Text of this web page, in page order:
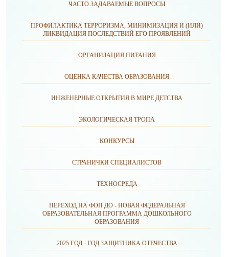
ЧАСТО ЗАДАВАЕМЫЕ ВОПРОСЫ
ПРОФИЛАКТИКА ТЕРРОРИЗМА, МИНИМИЗАЦИЯ И (ИЛИ)
ЛИКВИДАЦИЯ ПОСЛЕДСТВИЙ ЕГО ПРОЯВЛЕНИЙ
ОРГАНИЗАЦИЯ ПИТАНИЯ
ОЦЕНКА КАЧЕСТВА ОБРАЗОВАНИЯ
ИНЖЕНЕРНЫЕ ОТКРЫТИЯ В МИРЕ ДЕТСТВА
ЭКОЛОГИЧЕСКАЯ ТРОПА
КОНКУРСЫ
СТРАНИЧКИ СПЕЦИАЛИСТОВ
ТЕХНОСРЕДА
ПЕРЕХОД НА ФОП ДО - НОВАЯ ФЕДЕРАЛЬНАЯ
ОБРАЗОВАТЕЛЬНАЯ ПРОГРАММА ДОШКОЛЬНОГО
ОБРАЗОВАНИЯ
2025 ГОД - ГОД ЗАЩИТНИКА ОТЕЧЕСТВА